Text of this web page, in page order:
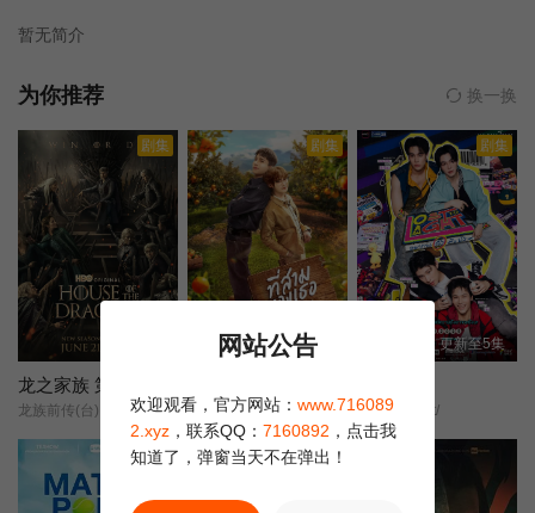
第10集
第13集
暂无简介
为你推荐 换一换
剧集
龙之家族 第三季
龙族前传(台)House/of/the/Dragon/Season/3/
剧集
更新至3集
Your Third/Thi Sam Khong Thoe/他的第三/
剧集
更新至5集
Lost to Light/
正片
网站公告
欢迎观看，官方网站： www.716089
2.xyz ，联系QQ： 7160892 ，点击我
知道了，弹窗当天不在弹出！